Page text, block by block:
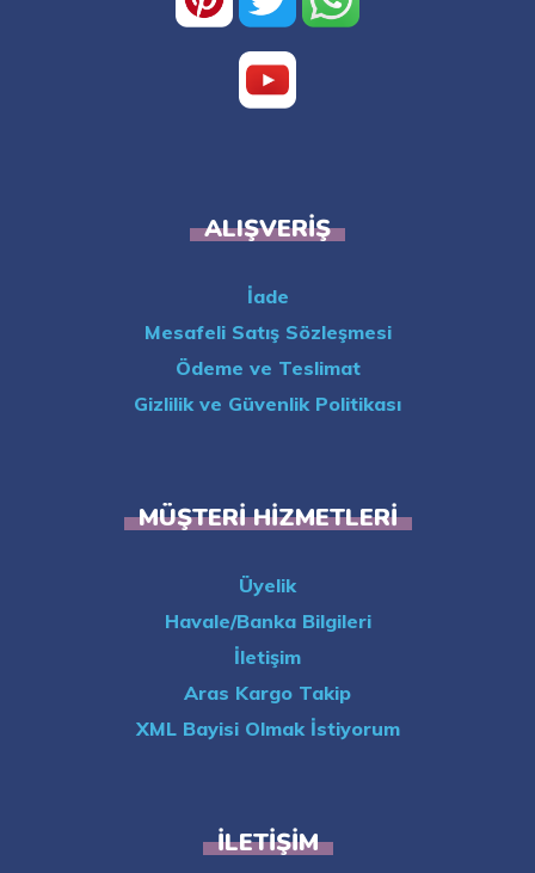
ALIŞVERIŞ
İade
Mesafeli Satış Sözleşmesi
Ödeme ve Teslimat
Gizlilik ve Güvenlik Politikası
MÜŞTERI HIZMETLERI
Üyelik
Havale/Banka Bilgileri
İletişim
Aras Kargo Takip
XML Bayisi Olmak İstiyorum
İLETIŞIM